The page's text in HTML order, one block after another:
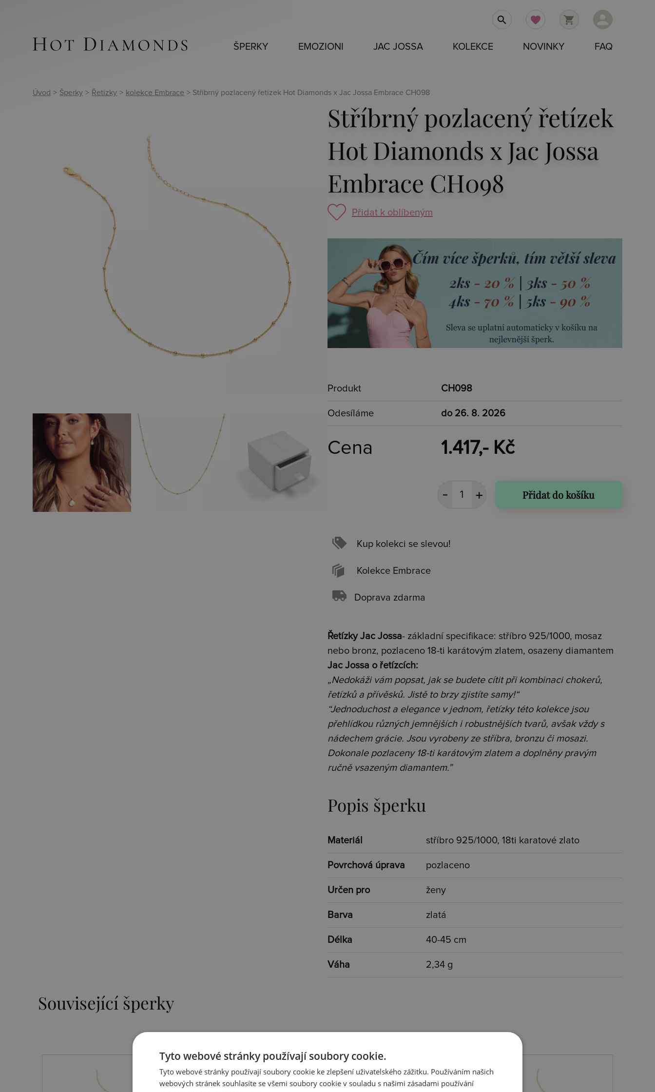
person
shopping_cart
favorite
search
ŠPERKY EMOZIONI JAC JOSSA KOLEKCE NOVINKY FAQ
Úvod > Šperky > Řetízky > kolekce Embrace > Stříbrný pozlacený řetízek Hot Diamonds x Jac Jossa Embrace CH098
Stříbrný pozlacený řetízek
Hot Diamonds x Jac Jossa
Embrace CH098
Přidat k oblíbeným
Produkt CH098
Odesíláme do 26. 8. 2026
Cena 1.417,- Kč
Přidat do košíku
Kup kolekci se slevou!
Kolekce Embrace
Doprava zdarma
Řetízky Jac Jossa- základní specifikace: stříbro 925/1000, mosaz
nebo bronz, pozlaceno 18-ti karátovým zlatem, osazeny diamantem
Jac Jossa o řetízcích:
„Nedokáži vám popsat, jak se budete cítit při kombinaci chokerů,
řetízků a přívěsků. Jistě to brzy zjistíte samy!“
“Jednoduchost a elegance v jednom, řetízky této kolekce jsou
přehlídkou různých jemnějších i robustnějších tvarů, avšak vždy s
nádechem grácie. Jsou vyrobeny ze stříbra, bronzu či mosazi.
Dokonale pozlaceny 18-ti karátovým zlatem a doplněny pravým
ručně vsazeným diamantem.”
Popis šperku
Materiál stříbro 925/1000, 18ti karatové zlato
Povrchová úprava pozlaceno
Určen pro ženy
Barva zlatá
Délka 40-45 cm
Váha 2,34 g
Související šperky
Tyto webové stránky používají soubory cookie.
Tyto webové stránky používají soubory cookie ke zlepšení uživatelského zážitku. Používáním našich
webových stránek souhlasíte se všemi soubory cookie v souladu s našimi zásadami používání